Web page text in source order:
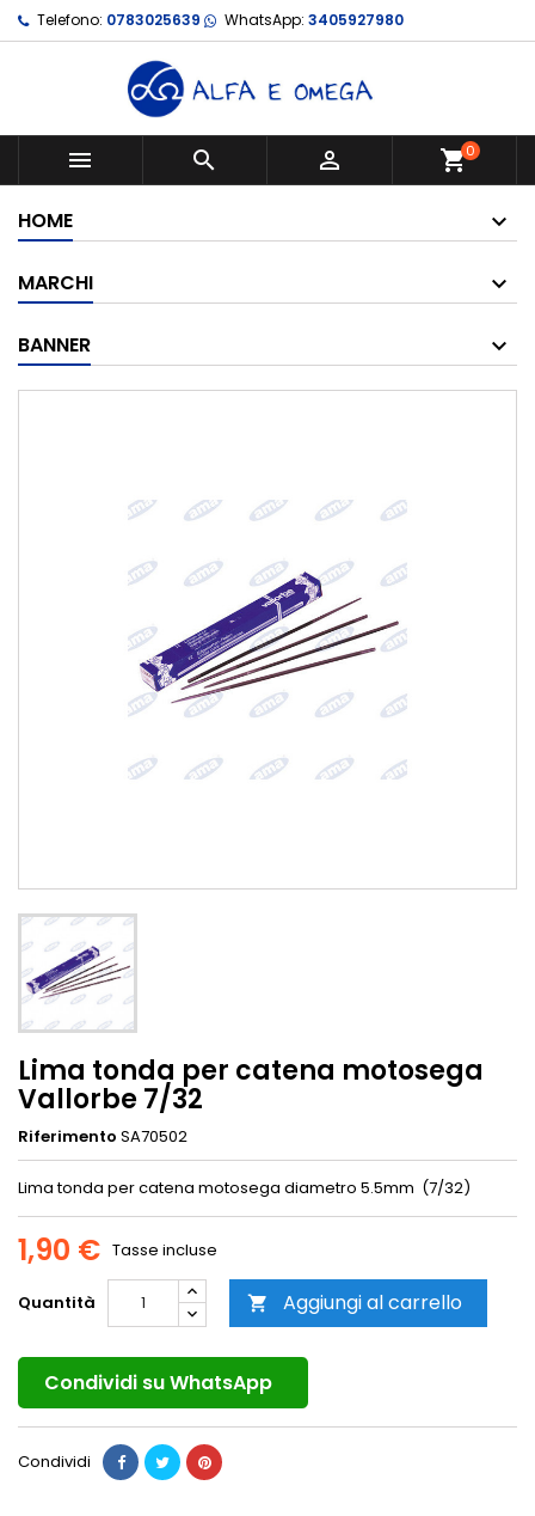
Telefono: 0783025639 WhatsApp: 3405927980
   shopping_cart0
HOME
MARCHI
BANNER
Lima tonda per catena motosega
Vallorbe 7/32
Riferimento SA70502
Lima tonda per catena motosega diametro 5.5mm (7/32)
1,90 € Tasse incluse
Quantità  Aggiungi al carrello
Condividi su WhatsApp
Condividi